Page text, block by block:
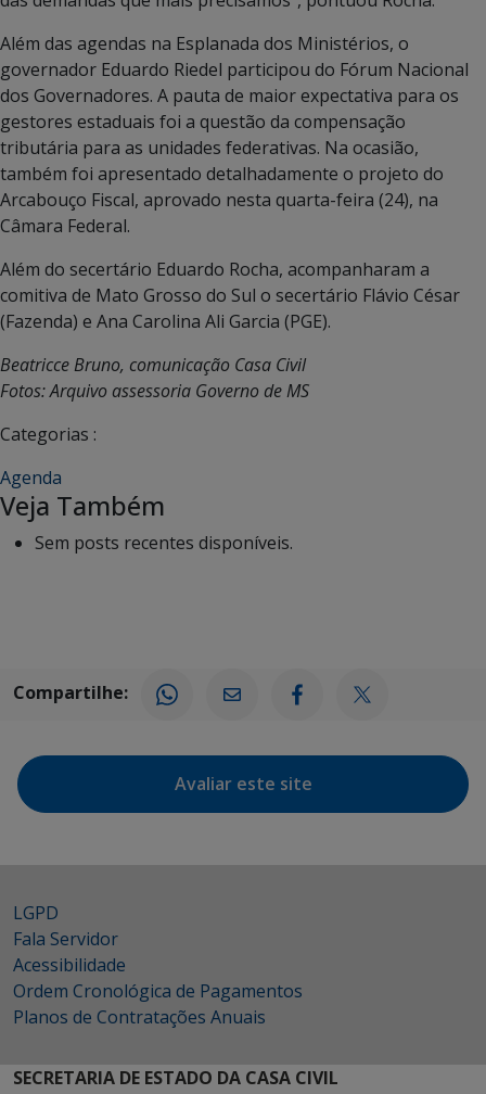
Além das agendas na Esplanada dos Ministérios, o
governador Eduardo Riedel participou do Fórum Nacional
dos Governadores. A pauta de maior expectativa para os
gestores estaduais foi a questão da compensação
tributária para as unidades federativas. Na ocasião,
também foi apresentado detalhadamente o projeto do
Arcabouço Fiscal, aprovado nesta quarta-feira (24), na
Câmara Federal.
Além do secertário Eduardo Rocha, acompanharam a
comitiva de Mato Grosso do Sul o secertário Flávio César
(Fazenda) e Ana Carolina Ali Garcia (PGE).
Beatricce Bruno, comunicação Casa Civil
Fotos: Arquivo assessoria Governo de MS
Categorias :
Agenda
Veja Também
Sem posts recentes disponíveis.
Compartilhe:
Avaliar este site
LGPD
Fala Servidor
Acessibilidade
Ordem Cronológica de Pagamentos
Planos de Contratações Anuais
SECRETARIA DE ESTADO DA CASA CIVIL